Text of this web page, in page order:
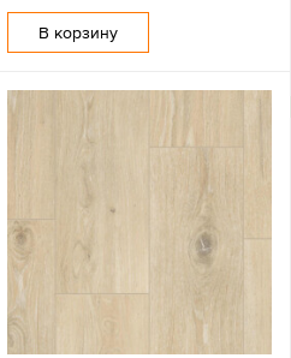
В корзину